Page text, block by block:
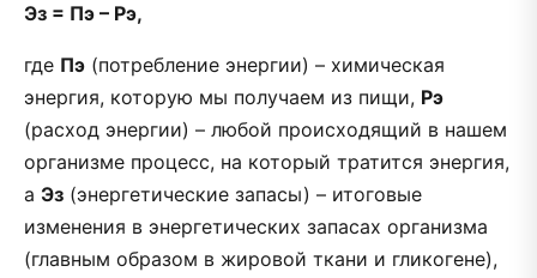
Эз = Пэ – Рэ,
где Пэ (потребление энергии) – химическая
энергия, которую мы получаем из пищи, Рэ
(расход энергии) – любой происходящий в нашем
организме процесс, на который тратится энергия,
а Эз (энергетические запасы) – итоговые
изменения в энергетических запасах организма
(главным образом в жировой ткани и гликогене),